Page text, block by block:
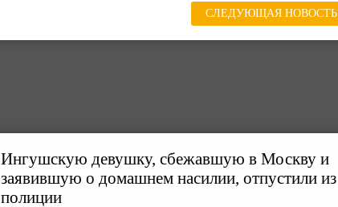
СЛЕДУЮЩАЯ НОВОСТЬ
Ингушскую девушку, сбежавшую в Москву и
заявившую о домашнем насилии, отпустили из
полиции